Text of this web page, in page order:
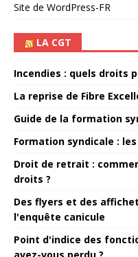
Site de WordPress-FR
LA CGT
Incendies : quels droits
La reprise de Fibre
Guide de la formation
Formation syndicale :
Droit de retrait :
droits ?
Des flyers et des
l'enquête canicule
Point d'indice des